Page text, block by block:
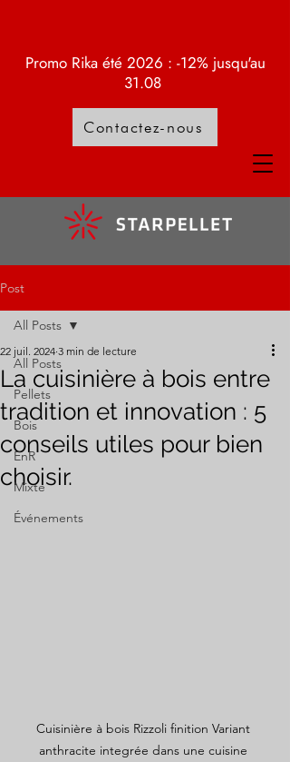
Promo Rika été 2026 : -12% jusqu'au
31.08
Contactez-nous
Post
All Posts
Pellets
Bois
EnR
Mixte
Événements
All Posts
La cuisinière à bois entre
tradition et innovation : 5
conseils utiles pour bien
choisir.
22 juil. 2024 3 min de lecture
Cuisinière à bois Rizzoli finition Variant
anthracite integrée dans une cuisine